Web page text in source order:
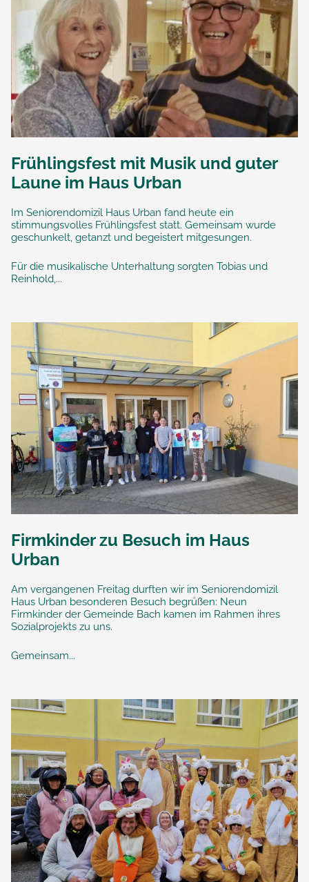
Frühlingsfest mit Musik und guter
Laune im Haus Urban
Im Seniorendomizil Haus Urban fand heute ein
stimmungsvolles Frühlingsfest statt. Gemeinsam wurde
geschunkelt, getanzt und begeistert mitgesungen.
Für die musikalische Unterhaltung sorgten Tobias und
Reinhold,...
Firmkinder zu Besuch im Haus
Urban
Am vergangenen Freitag durften wir im Seniorendomizil
Haus Urban besonderen Besuch begrüßen: Neun
Firmkinder der Gemeinde Bach kamen im Rahmen ihres
Sozialprojekts zu uns.
Gemeinsam...